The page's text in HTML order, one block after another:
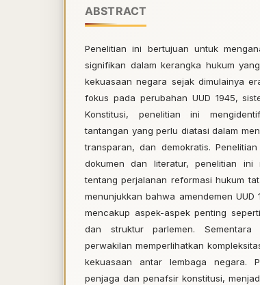
ABSTRACT
Penelitian ini bertujuan untuk
signifikan dalam kerangka hukum
kekuasaan negara sejak dimulainya
fokus pada perubahan UUD 1945,
Konstitusi, penelitian ini
tantangan yang perlu diatasi dalam
transparan, dan demokratis.
dokumen dan literatur, penelitian ini
tentang perjalanan reformasi hukum
menunjukkan bahwa amendemen
mencakup aspek-aspek penting
dan struktur parlemen. Sementara
perwakilan memperlihatkan
kekuasaan antar lembaga negara.
penjaga dan penafsir konstitusi,